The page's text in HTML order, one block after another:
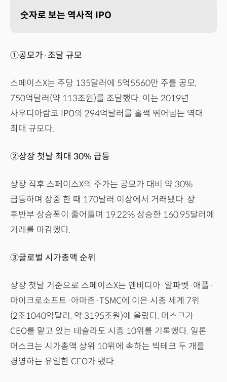
숫자로 보는 역사적 IPO
①공모가·조달 규모
스페이스X는 주당 135달러에 5억5560만 주를 공모,
750억달러(약 113조원)를 조달했다. 이는 2019년
사우디아람코 IPO의 294억달러를 훌쩍 뛰어넘는 역대
최대 규모다.
②상장 첫날 최대 30% 급등
상장 직후 스페이스X의 주가는 공모가 대비 약 30%
급등하며 장중 한 때 170달러 이상에서 거래됐다. 장
후반부 상승폭이 줄어들며 19.22% 상승한 160.95달러에
거래를 마감했다.
③글로벌 시가총액 순위
상장 첫날 기준으로 스페이스X는 엔비디아·알파벳·애플·
마이크로소프트·아마존·TSMC에 이은 시총 세계 7위
(2조1040억달러, 약 3195조원)에 올랐다. 머스크가
CEO를 맡고 있는 테슬라도 시총 10위를 기록했다. 일론
머스크는 시가총액 상위 10위에 속하는 빅테크 두 개를
경영하는 유일한 CEO가 됐다.